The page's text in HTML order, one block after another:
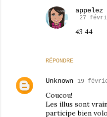
RÉPONDRE
appelez
27
43 44
Unknown 19
Coucou!
Les illus sont
participe bien